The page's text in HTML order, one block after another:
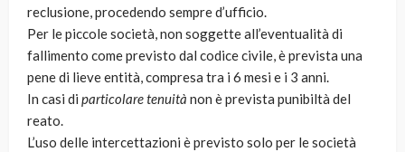
reclusione, procedendo sempre d’ufficio.
Per le piccole società, non soggette all’eventualità di
fallimento come previsto dal codice civile, è prevista una
pene di lieve entità, compresa tra i 6 mesi e i 3 anni.
In casi di particolare tenuità non è prevista punibiltà del
reato.
L’uso delle intercettazioni è previsto solo per le società